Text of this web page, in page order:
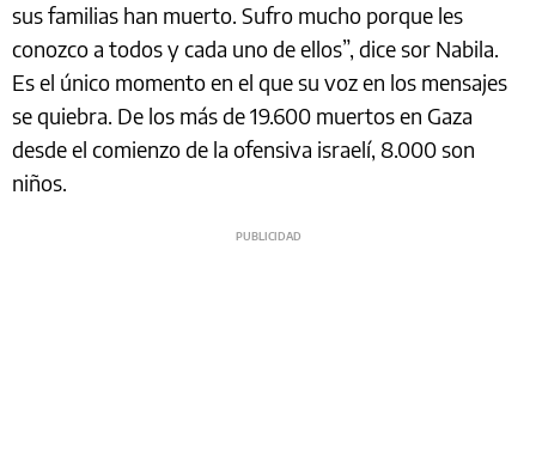
sus familias han muerto. Sufro mucho porque les
conozco a todos y cada uno de ellos”, dice sor Nabila.
Es el único momento en el que su voz en los mensajes
se quiebra. De los más de 19.600 muertos en Gaza
desde el comienzo de la ofensiva israelí, 8.000 son
niños.